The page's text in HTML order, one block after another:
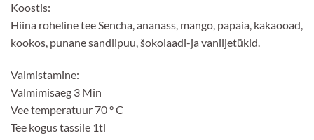
hinnangu
põhjal
70.00€
Koostis:
Hiina roheline tee Sencha, ananass, mango, papaia, kakaooad,
kookos, punane sandlipuu, šokolaadi-ja vaniljetükid.
Valmistamine:
Valmimisaeg 3 Min
Vee temperatuur 70 ° C
Tee kogus tassile 1tl